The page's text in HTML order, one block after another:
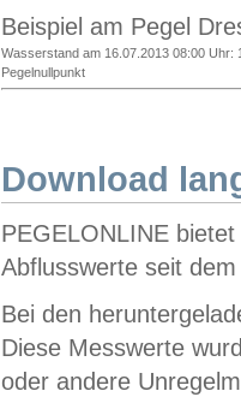
Beispiel am Pegel
Wasserstand am 16.07.2013 08:00 Uhr:
Pegelnullpunkt
Download
PEGELONLINE
Abflusswerte seit
Bei den
Diese Messwerte
oder andere